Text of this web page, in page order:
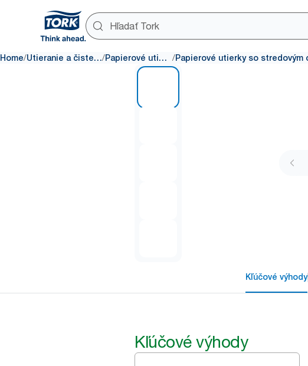
Home/ Utieranie a čistenie/ Papierové utierky /
Kľúčové výhody
Kľúčové výhody